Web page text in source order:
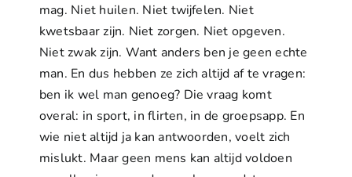
mag. Niet huilen. Niet twijfelen. Niet
kwetsbaar zijn. Niet zorgen. Niet opgeven.
Niet zwak zijn. Want anders ben je geen echte
man. En dus hebben ze zich altijd af te vragen:
ben ik wel man genoeg? Die vraag komt
overal: in sport, in flirten, in de groepsapp. En
wie niet altijd ja kan antwoorden, voelt zich
mislukt. Maar geen mens kan altijd voldoen